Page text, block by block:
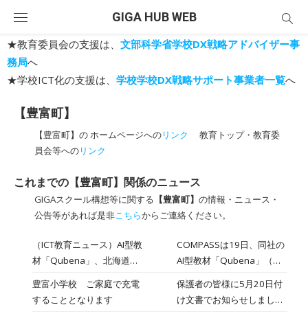
content
GIGA HUB WEB
★教育委員会の支援は、 文部科学省学校DX戦略アドバイザー事
務局へ
★学校ICT化の支援は、 学校学校DX戦略サポート事業者一覧へ
【豊富町】
【豊富町】の ホームページへのリンク
教育トップ・教育委
員会等へのリンク
これまでの【豊富町】関係のニュース
GIGAスクール構想等に関する 【豊富町】 の情報・ニュース・
公告等があれば是非こちらからご連絡ください。
（ICT教育ニュース）AI型教
材「Qubena」、北海道豊
210人が利用2022年8月22
日
COMPASSは19日、同社の
AI型教材「Qubena」（キ
の全町立小中学校4校で指
導の一環として正式採用さ
豊富小学校 ご家庭で充電
することとなります
保護者の皆様に5月20日付
け文書でお知らせしました